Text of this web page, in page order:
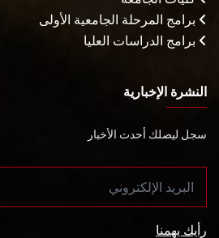
برامج المرحلة الجامعية الأولى
برامج الدراسات العليا
النشرة الإخبارية
سجل ليصلك أحدث الأخبار
رأيك يهمنا